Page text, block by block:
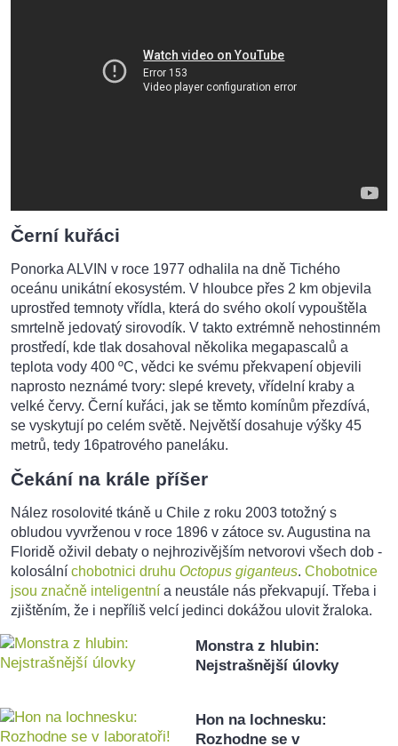
Černí kuřáci
Ponorka ALVIN v roce 1977 odhalila na dně Tichého
oceánu unikátní ekosystém. V hloubce přes 2 km objevila
uprostřed temnoty vřídla, která do svého okolí vypouštěla
smrtelně jedovatý sirovodík. V takto extrémně nehostinném
prostředí, kde tlak dosahoval několika megapascalů a
teplota vody 400 ºC, vědci ke svému překvapení objevili
naprosto neznámé tvory: slepé krevety, vřídelní kraby a
velké červy. Černí kuřáci, jak se těmto komínům přezdívá,
se vyskytují po celém světě. Největší dosahuje výšky 45
metrů, tedy 16patrového paneláku.
Čekání na krále příšer
Nález rosolovité tkáně u Chile z roku 2003 totožný s
obludou vyvrženou v roce 1896 v zátoce sv. Augustina na
Floridě oživil debaty o nejhrozivějším netvorovi všech dob -
kolosální chobotnici druhu Octopus giganteus. Chobotnice
jsou značně inteligentní a neustále nás překvapují. Třeba i
zjištěním, že i nepříliš velcí jedinci dokážou ulovit žraloka.
Monstra z hlubin:
Nejstrašnější úlovky
Hon na lochnesku:
Rozhodne se v